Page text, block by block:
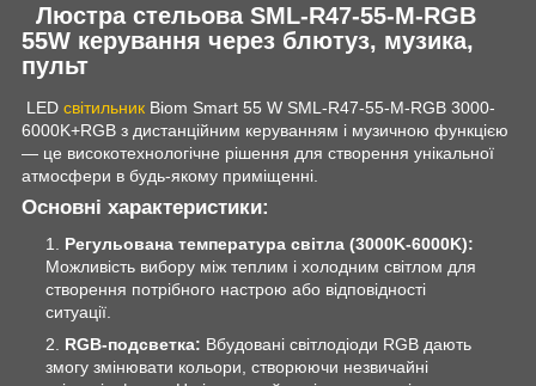
Люстра стельова SML-R47-55-M-RGB
55W керування через блютуз, музика,
пульт
LED світильник Biom Smart 55 W SML-R47-55-M-RGB 3000-
6000K+RGB з дистанційним керуванням і музичною функцією
— це високотехнологічне рішення для створення унікальної
атмосфери в будь-якому приміщенні.
Основні характеристики:
Регульована температура світла (3000K-6000K):
Можливість вибору між теплим і холодним світлом для
створення потрібного настрою або відповідності
ситуації.
RGB-подсветка: Вбудовані світлодіоди RGB дають
змогу змінювати кольори, створюючи незвичайні